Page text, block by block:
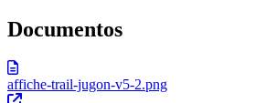
Documentos
affiche-trail-jugon-v5-2.png